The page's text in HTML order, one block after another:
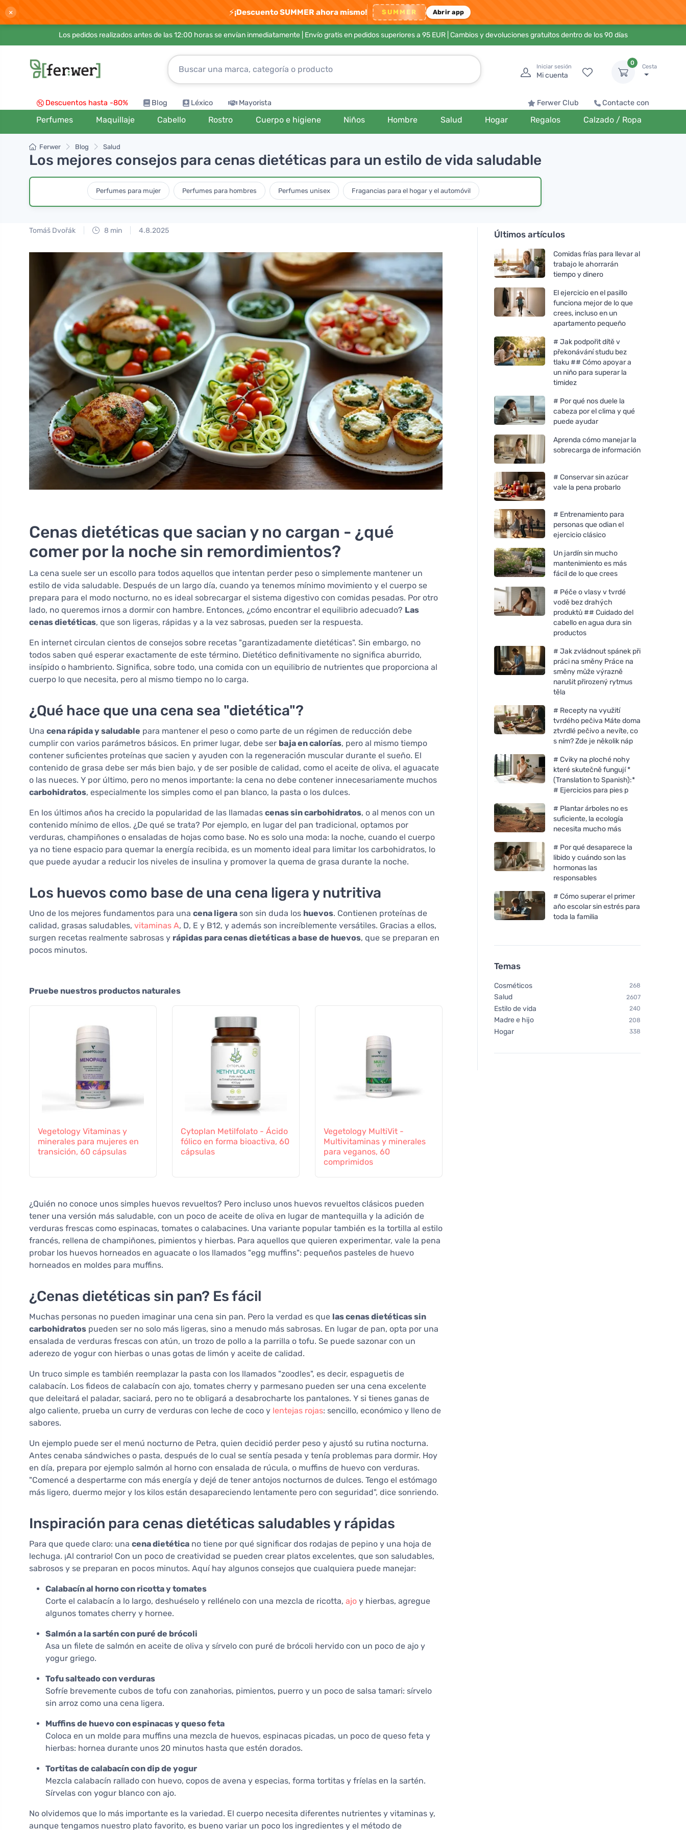
× ⚡¡Descuento SUMMER ahora mismo! SUMMER Abrir app
Los pedidos realizados antes de las 12:00 horas se envían inmediatamente | Envío gratis en pedidos superiores a 95 EUR| Cambios y devoluciones gratuitos dentro de los 90 días
Iniciar sesión
Mi cuenta
0
Cesta
Descuentos hasta -80% Blog Léxico Mayorista Ferwer Club Contacte con
Perfumes Maquillaje Cabello Rostro Cuerpo e higiene Niños Hombre Salud Hogar Regalos Calzado / Ropa
Ferwer Blog Salud
Los mejores consejos para cenas dietéticas para un estilo de vida saludable
Perfumes para mujer Perfumes para hombres Perfumes unisex Fragancias para el hogar y el automóvil
Tomáš Dvořák 8 min 4.8.2025
Cenas dietéticas que sacian y no cargan - ¿qué
comer por la noche sin remordimientos?
La cena suele ser un escollo para todos aquellos que intentan perder peso o simplemente mantener un
estilo de vida saludable. Después de un largo día, cuando ya tenemos mínimo movimiento y el cuerpo se
prepara para el modo nocturno, no es ideal sobrecargar el sistema digestivo con comidas pesadas. Por otro
lado, no queremos irnos a dormir con hambre. Entonces, ¿cómo encontrar el equilibrio adecuado? Las
cenas dietéticas, que son ligeras, rápidas y a la vez sabrosas, pueden ser la respuesta.
En internet circulan cientos de consejos sobre recetas "garantizadamente dietéticas". Sin embargo, no
todos saben qué esperar exactamente de este término. Dietético definitivamente no significa aburrido,
insípido o hambriento. Significa, sobre todo, una comida con un equilibrio de nutrientes que proporciona al
cuerpo lo que necesita, pero al mismo tiempo no lo carga.
¿Qué hace que una cena sea "dietética"?
Una cena rápida y saludable para mantener el peso o como parte de un régimen de reducción debe
cumplir con varios parámetros básicos. En primer lugar, debe ser baja en calorías, pero al mismo tiempo
contener suficientes proteínas que sacien y ayuden con la regeneración muscular durante el sueño. El
contenido de grasa debe ser más bien bajo, y de ser posible de calidad, como el aceite de oliva, el aguacate
o las nueces. Y por último, pero no menos importante: la cena no debe contener innecesariamente muchos
carbohidratos, especialmente los simples como el pan blanco, la pasta o los dulces.
En los últimos años ha crecido la popularidad de las llamadas cenas sin carbohidratos, o al menos con un
contenido mínimo de ellos. ¿De qué se trata? Por ejemplo, en lugar del pan tradicional, optamos por
verduras, champiñones o ensaladas de hojas como base. No es solo una moda: la noche, cuando el cuerpo
ya no tiene espacio para quemar la energía recibida, es un momento ideal para limitar los carbohidratos, lo
que puede ayudar a reducir los niveles de insulina y promover la quema de grasa durante la noche.
Los huevos como base de una cena ligera y nutritiva
Uno de los mejores fundamentos para una cena ligera son sin duda los huevos. Contienen proteínas de
calidad, grasas saludables, vitaminas A, D, E y B12, y además son increíblemente versátiles. Gracias a ellos,
surgen recetas realmente sabrosas y rápidas para cenas dietéticas a base de huevos, que se preparan en
pocos minutos.
Pruebe nuestros productos naturales
Vegetology Vitaminas y
minerales para mujeres en
transición, 60 cápsulas
Cytoplan Metilfolato - Ácido
fólico en forma bioactiva, 60
cápsulas
Vegetology MultiVit -
Multivitaminas y minerales
para veganos, 60
comprimidos
¿Quién no conoce unos simples huevos revueltos? Pero incluso unos huevos revueltos clásicos pueden
tener una versión más saludable, con un poco de aceite de oliva en lugar de mantequilla y la adición de
verduras frescas como espinacas, tomates o calabacines. Una variante popular también es la tortilla al estilo
francés, rellena de champiñones, pimientos y hierbas. Para aquellos que quieren experimentar, vale la pena
probar los huevos horneados en aguacate o los llamados "egg muffins": pequeños pasteles de huevo
horneados en moldes para muffins.
¿Cenas dietéticas sin pan? Es fácil
Muchas personas no pueden imaginar una cena sin pan. Pero la verdad es que las cenas dietéticas sin
carbohidratos pueden ser no solo más ligeras, sino a menudo más sabrosas. En lugar de pan, opta por una
ensalada de verduras frescas con atún, un trozo de pollo a la parrilla o tofu. Se puede sazonar con un
aderezo de yogur con hierbas o unas gotas de limón y aceite de calidad.
Un truco simple es también reemplazar la pasta con los llamados "zoodles", es decir, espaguetis de
calabacín. Los fideos de calabacín con ajo, tomates cherry y parmesano pueden ser una cena excelente
que deleitará el paladar, saciará, pero no te obligará a desabrocharte los pantalones. Y si tienes ganas de
algo caliente, prueba un curry de verduras con leche de coco y lentejas rojas: sencillo, económico y lleno de
sabores.
Un ejemplo puede ser el menú nocturno de Petra, quien decidió perder peso y ajustó su rutina nocturna.
Antes cenaba sándwiches o pasta, después de lo cual se sentía pesada y tenía problemas para dormir. Hoy
en día, prepara por ejemplo salmón al horno con ensalada de rúcula, o muffins de huevo con verduras.
"Comencé a despertarme con más energía y dejé de tener antojos nocturnos de dulces. Tengo el estómago
más ligero, duermo mejor y los kilos están desapareciendo lentamente pero con seguridad", dice sonriendo.
Inspiración para cenas dietéticas saludables y rápidas
Para que quede claro: una cena dietética no tiene por qué significar dos rodajas de pepino y una hoja de
lechuga. ¡Al contrario! Con un poco de creatividad se pueden crear platos excelentes, que son saludables,
sabrosos y se preparan en pocos minutos. Aquí hay algunos consejos que cualquiera puede manejar:
Calabacín al horno con ricotta y tomates
Corte el calabacín a lo largo, deshuéselo y rellénelo con una mezcla de ricotta, ajo y hierbas, agregue
algunos tomates cherry y hornee.
Salmón a la sartén con puré de brócoli
Asa un filete de salmón en aceite de oliva y sírvelo con puré de brócoli hervido con un poco de ajo y
yogur griego.
Tofu salteado con verduras
Sofríe brevemente cubos de tofu con zanahorias, pimientos, puerro y un poco de salsa tamari: sírvelo
sin arroz como una cena ligera.
Muffins de huevo con espinacas y queso feta
Coloca en un molde para muffins una mezcla de huevos, espinacas picadas, un poco de queso feta y
hierbas: hornea durante unos 20 minutos hasta que estén dorados.
Tortitas de calabacín con dip de yogur
Mezcla calabacín rallado con huevo, copos de avena y especias, forma tortitas y fríelas en la sartén.
Sírvelas con yogur blanco con ajo.
No olvidemos que lo más importante es la variedad. El cuerpo necesita diferentes nutrientes y vitaminas y,
aunque tengamos nuestro plato favorito, es bueno variar un poco los ingredientes y el método de
Últimos artículos
Comidas frías para llevar al
trabajo le ahorrarán
tiempo y dinero
El ejercicio en el pasillo
funciona mejor de lo que
crees, incluso en un
apartamento pequeño
# Jak podpořit dítě v
překonávání studu bez
tlaku ## Cómo apoyar a
un niño para superar la
timidez
# Por qué nos duele la
cabeza por el clima y qué
puede ayudar
Aprenda cómo manejar la
sobrecarga de información
# Conservar sin azúcar
vale la pena probarlo
# Entrenamiento para
personas que odian el
ejercicio clásico
Un jardín sin mucho
mantenimiento es más
fácil de lo que crees
# Péče o vlasy v tvrdé
vodě bez drahých
produktů ## Cuidado del
cabello en agua dura sin
productos
# Jak zvládnout spánek při
práci na směny Práce na
směny může výrazně
narušit přirozený rytmus
těla
# Recepty na využití
tvrdého pečiva Máte doma
ztvrdlé pečivo a nevíte, co
s ním? Zde je několik náp
# Cviky na ploché nohy
které skutečně fungují *
(Translation to Spanish):*
# Ejercicios para pies p
# Plantar árboles no es
suficiente, la ecología
necesita mucho más
# Por qué desaparece la
libido y cuándo son las
hormonas las
responsables
# Cómo superar el primer
año escolar sin estrés para
toda la familia
Temas
Cosméticos 268
Salud 2607
Estilo de vida 240
Madre e hijo 208
Hogar 338